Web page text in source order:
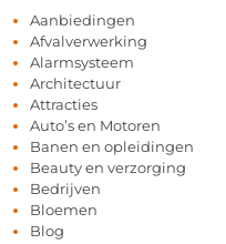
Aanbiedingen
Afvalverwerking
Alarmsysteem
Architectuur
Attracties
Auto’s en Motoren
Banen en opleidingen
Beauty en verzorging
Bedrijven
Bloemen
Blog